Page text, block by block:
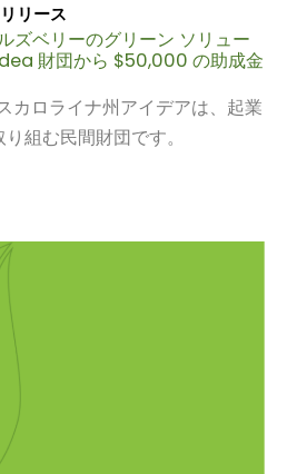
リース
ズベリーのグリーン ソリュー
財団から $50,000 の助成金
カロライナ州アイデアは、起業
組む民間財団です。